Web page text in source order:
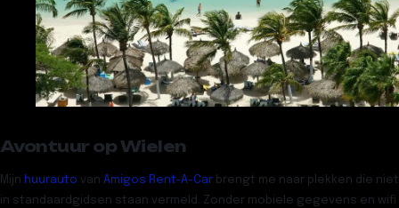
Avontuur op Wielen
Mijn huurauto van Amigos Rent-A-Car brengt me naar plekken die niet
in standaardgidsen staan vermeld. Zonder mobiele gegevens en wifi